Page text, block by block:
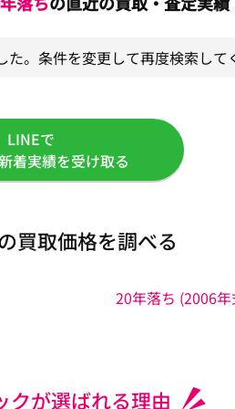
。条件を変更して再度検索して
LINEで
着実績を受け取る
買取価格を調べる
20年落ち (2006年
クが選ばれる理由